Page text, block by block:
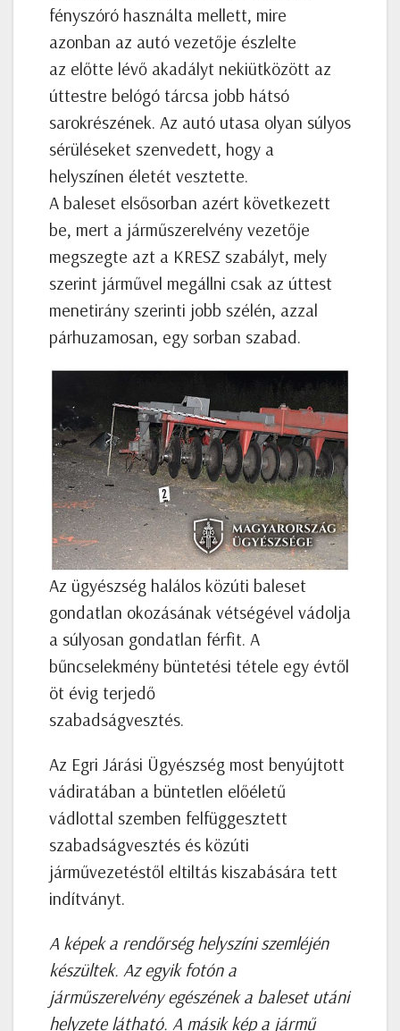
fényszóró használta mellett, mire
azonban az autó vezetője észlelte
az előtte lévő akadályt nekiütközött az
úttestre belógó tárcsa jobb hátsó
sarokrészének. Az autó utasa olyan súlyos
sérüléseket szenvedett, hogy a
helyszínen életét vesztette.
A baleset elsősorban azért következett
be, mert a járműszerelvény vezetője
megszegte azt a KRESZ szabályt, mely
szerint járművel megállni csak az úttest
menetirány szerinti jobb szélén, azzal
párhuzamosan, egy sorban szabad.
Az ügyészség halálos közúti baleset
gondatlan okozásának vétségével vádolja
a súlyosan gondatlan férfit. A
bűncselekmény büntetési tétele egy évtől
öt évig terjedő
szabadságvesztés.
Az Egri Járási Ügyészség most benyújtott
vádiratában a büntetlen előéletű
vádlottal szemben felfüggesztett
szabadságvesztés és közúti
járművezetéstől eltiltás kiszabására tett
indítványt.
A képek a rendőrség helyszíni szemléjén
készültek. Az egyik fotón a
járműszerelvény egészének a baleset utáni
helyzete látható. A másik kép a jármű